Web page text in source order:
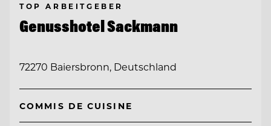
TOP ARBEITGEBER
Genusshotel Sackmann
72270 Baiersbronn, Deutschland
COMMIS DE CUISINE